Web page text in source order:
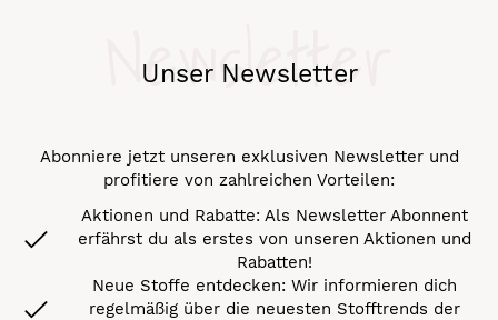
Unser Newsletter
Newsletter
Abonniere jetzt unseren exklusiven Newsletter und
profitiere von zahlreichen Vorteilen:
Aktionen und Rabatte: Als Newsletter Abonnent
erfährst du als erstes von unseren Aktionen und
Rabatten!
Neue Stoffe entdecken: Wir informieren dich
regelmäßig über die neuesten Stofftrends der